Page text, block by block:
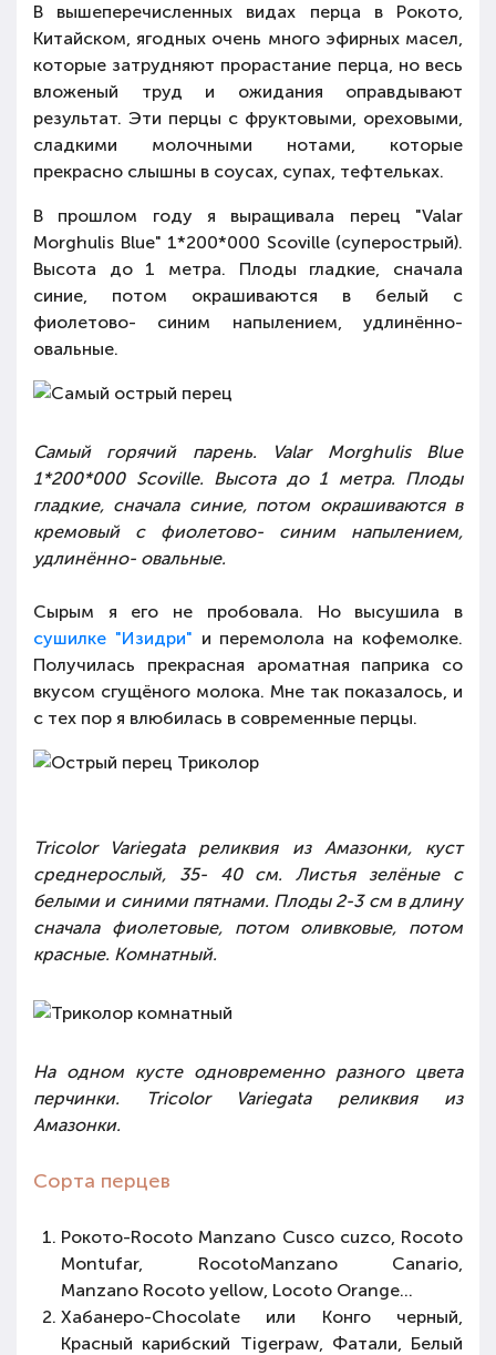
В вышеперечисленных видах перца в Рокото,
Китайском, ягодных очень много эфирных масел,
которые затрудняют прорастание перца, но весь
вложеный труд и ожидания оправдывают
результат. Эти перцы с фруктовыми, ореховыми,
сладкими молочными нотами, которые
прекрасно слышны в соусах, супах, тефтельках.
В прошлом году я выращивала перец "Valar
Morghulis Blue" 1*200*000 Scoville (суперострый).
Высота до 1 метра. Плоды гладкие, сначала
синие, потом окрашиваются в белый с
фиолетово- синим напылением, удлинённо-
овальные.
Самый горячий парень. Valar Morghulis Blue
1*200*000 Scoville. Высота до 1 метра. Плоды
гладкие, сначала синие, потом окрашиваются в
кремовый с фиолетово- синим напылением,
удлинённо- овальные.
Сырым я его не пробовала. Но высушила в
сушилке "Изидри" и перемолола на кофемолке.
Получилась прекрасная ароматная паприка со
вкусом сгущёного молока. Мне так показалось, и
с тех пор я влюбилась в современные перцы.
Tricolor Variegata реликвия из Амазонки, куст
среднерослый, 35- 40 см. Листья зелёные с
белыми и синими пятнами. Плоды 2-3 см в длину
сначала фиолетовые, потом оливковые, потом
красные. Комнатный.
На одном кусте одновременно разного цвета
перчинки. Tricolor Variegata реликвия из
Амазонки.
Сорта перцев
Рокото-Rосоto Manzano Cusco cuzco, Rocoto
Montufar, RocotoManzano Canario,
Manzano Rocoto yellow, Locoto Orange…
Хабанеро-Chocolate или Конго черный,
Красный карибский Tigerpaw, Фатали, Белый